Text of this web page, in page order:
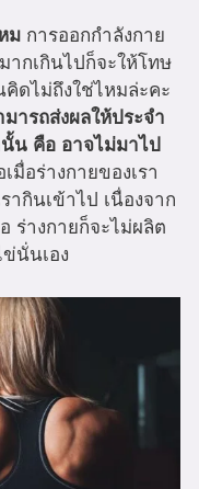
ม การออกกำลังกาย
ากเกินไปก็จะให้โทษ
ดไม่ถึงใช่ไหมล่ะคะ
ารถส่งผลให้ประจำ
น คือ อาจไม่มาไป
มื่อร่างกายของเรา
ากินเข้าไป เนื่องจาก
ร่างกายก็จะไม่ผลิต
นั่นเอง